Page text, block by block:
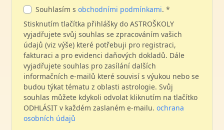
Souhlasím sobchodními podmínkami. *
Stisknutím tlačítka přihlášky do ASTROŠKOLY
vyjadřujete svůj souhlas se zpracováním vašich
údajů (viz výše) které potřebuji pro registraci,
fakturaci a pro evidenci daňových dokladů. Dále
vyjadřujete souhlas pro zasílání dalších
informačních e-mailů které souvisí s výukou nebo se
budou týkat tématu z oblasti astrologie. Svůj
souhlas můžete kdykoli odvolat kliknutím na tlačítko
ODHLÁSIT v každém zaslaném e-mailu.ochrana
osobních údajů